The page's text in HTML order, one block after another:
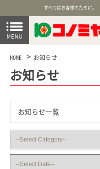
すべてはお客様のために。
HOME お知らせ
お知らせ
お知らせ一覧